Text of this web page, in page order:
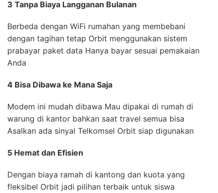
3 Tanpa Biaya Langganan Bulanan
Berbeda dengan WiFi rumahan yang membebani
dengan tagihan tetap Orbit menggunakan sistem
prabayar paket data Hanya bayar sesuai pemakaian
Anda
4 Bisa Dibawa ke Mana Saja
Modem ini mudah dibawa Mau dipakai di rumah di
warung di kantor bahkan saat travel semua bisa
Asalkan ada sinyal Telkomsel Orbit siap digunakan
5 Hemat dan Efisien
Dengan biaya ramah di kantong dan kuota yang
fleksibel Orbit jadi pilihan terbaik untuk siswa